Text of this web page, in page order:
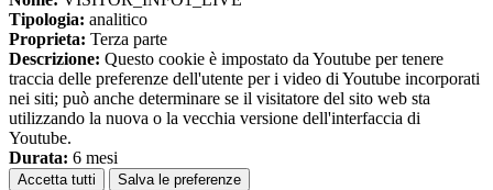
Tipologia: analitico
Proprieta: Terza parte
Descrizione: Questo cookie è impostato da Youtube per tenere
traccia delle preferenze dell'utente per i video di Youtube incorporati
nei siti; può anche determinare se il visitatore del sito web sta
utilizzando la nuova o la vecchia versione dell'interfaccia di
Youtube.
Durata: 6 mesi
Accetta tutti Salva le preferenze